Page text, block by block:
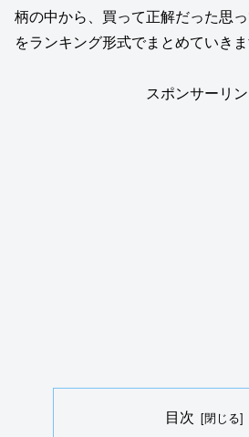
柄の中から、買って正解だった思
をランキング形式でまとめていきま
スポンサーリ
目次